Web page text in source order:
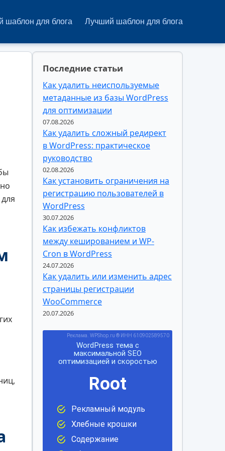
шаблон для блога Лучший шаблон для блога
Последние статьи
Как удалить неиспользуемые
метаданные из базы WordPress
для оптимизации
07.08.2026
Как удалить сложный редирект
в WordPress: практическое
руководство
02.08.2026
Как установить ограничения на
регистрацию пользователей в
WordPress
30.07.2026
Как избежать конфликтов
между кешированием и WP-
Cron в WordPress
24.07.2026
Как удалить или изменить адрес
страницы регистрации
WooCommerce
20.07.2026